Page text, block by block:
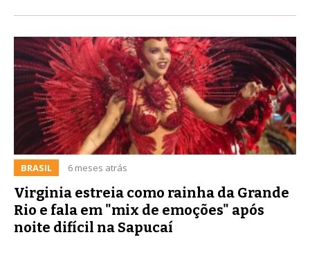
BRASIL 6 meses atrás
Virginia estreia como rainha da Grande
Rio e fala em "mix de emoções" após
noite difícil na Sapucaí